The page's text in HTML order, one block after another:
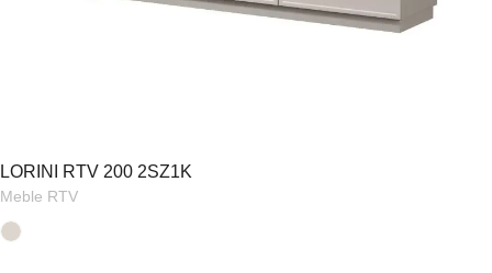
LORINI RTV 200 2SZ1K
Meble RTV